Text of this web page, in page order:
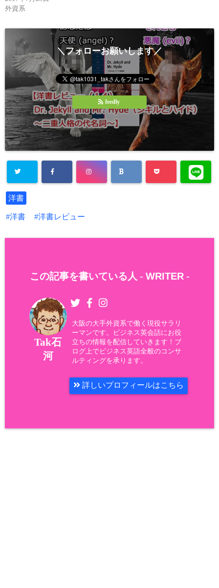
き
外資系
＼フォローお願いします／
feedly
洋書
洋書 洋書レビュー
この記事を書いている人 - WRITER-
Tak石
河
大阪の大手外資系で働く現役サラリ
ーマンです。ビジネス英会話にお役
立ちの情報を配信していきます！ブ
ログ上でビジネス英語全般のコンサ
ルティングを承ります。
詳しいプロフィールはこちら